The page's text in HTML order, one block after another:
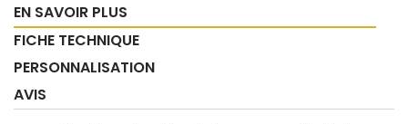
EN SAVOIR PLUS
FICHE TECHNIQUE
PERSONNALISATION
AVIS